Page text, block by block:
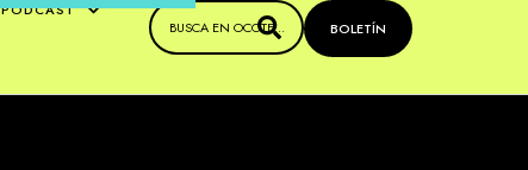
PODCAST
BOLETÍN